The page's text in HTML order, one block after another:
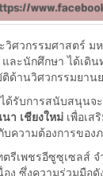
วกรรมศาสตร์ ม
ละนักศึกษา ได้เดิน
ติด้านวิศวกรรมยาน
ด้รับการสนับสนุน
า เชียงใหม่ เพื่อเส
ความต้องการขอ
เพชรอีซูซุเซลส์
ง ซึ่งความร่วมมือ